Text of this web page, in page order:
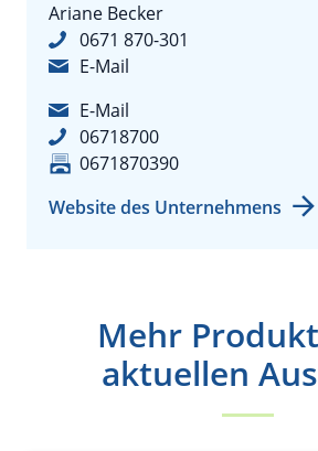
Ariane Becker
0671 870-301
E-Mail
E-Mail
06718700
0671870390
Website des Unternehmens
Mehr
aktuellen